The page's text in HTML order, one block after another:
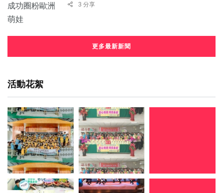
3 分享
更多最新新聞
活動花絮